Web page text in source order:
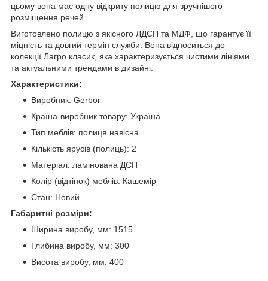
цьому вона має одну відкриту полицю для зручнішого
розміщення речей.
Виготовлено полицю з якісного ЛДСП та МДФ, що гарантує її
міцність та довгий термін служби. Вона відноситься до
колекції Лагро класик, яка характеризується чистими лініями
та актуальними трендами в дизайні.
Характеристики:
Виробник: Gerbor
Країна-виробник товару: Україна
Тип меблів: полиця навісна
Кількість ярусів (полиць): 2
Матеріал: ламінована ДСП
Колір (відтінок) меблів: Кашемір
Стан: Новий
Габаритні розміри:
Ширина виробу, мм: 1515
Глибина виробу, мм: 300
Висота виробу, мм: 400